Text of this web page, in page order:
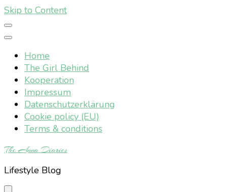
Skip to Content
Home
The Girl Behind
Kooperation
Impressum
Datenschutzerklärung
Cookie policy (EU)
Terms & conditions
The Anna Diaries
Lifestyle Blog